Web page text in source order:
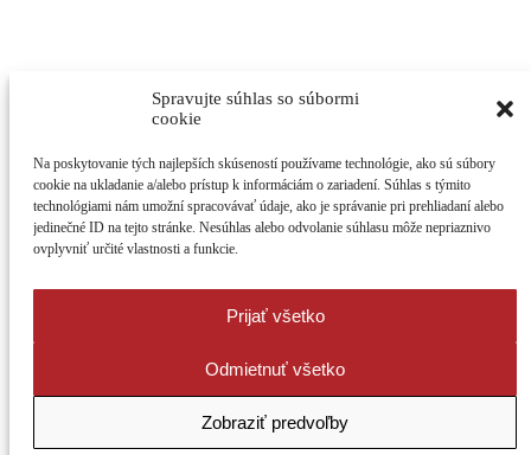
Spravujte súhlas so súbormi
cookie
Na poskytovanie tých najlepších skúseností používame technológie, ako sú súbory
cookie na ukladanie a/alebo prístup k informáciám o zariadení. Súhlas s týmito
technológiami nám umožní spracovávať údaje, ako je správanie pri prehliadaní alebo
jedinečné ID na tejto stránke. Nesúhlas alebo odvolanie súhlasu môže nepriaznivo
ovplyvniť určité vlastnosti a funkcie.
Prijať všetko
Odmietnuť všetko
Zobraziť predvoľby